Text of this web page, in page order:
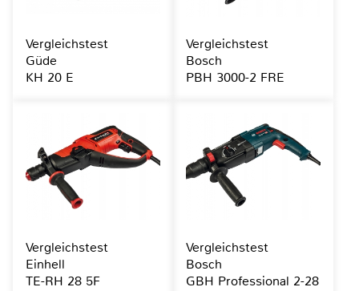
Vergleichstest
Güde
KH 20 E
Vergleichstest
Bosch
PBH 3000-2 FRE
Vergleichstest
Einhell
TE-RH 28 5F
Vergleichstest
Bosch
GBH Professional 2-28